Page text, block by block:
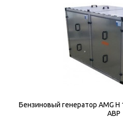
Бензиновый генератор AMG H
АВР